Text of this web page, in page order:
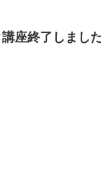
講座終了しまし